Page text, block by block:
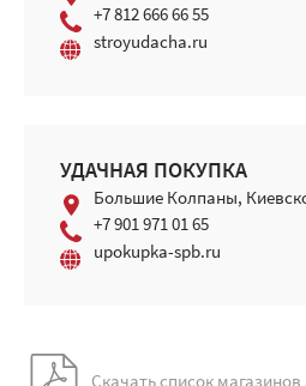
+7 812 666 66 55
stroyudacha.ru
УДАЧНАЯ ПОКУПКА
Большие Колпаны,
+7 901 971 01 65
upokupka-spb.ru